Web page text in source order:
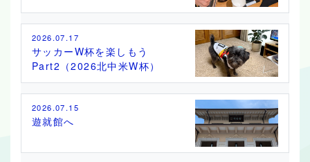
2026.07.17
サッカーW杯を楽しもう
Part2（2026北中米W杯）
2026.07.15
遊就館へ